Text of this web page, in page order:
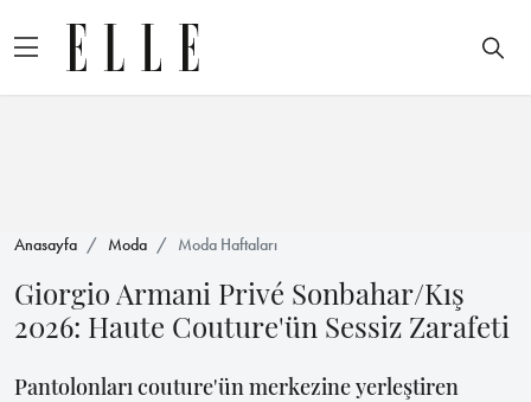
Anasayfa Moda Moda Haftaları
Giorgio Armani Privé Sonbahar/Kış
2026: Haute Couture'ün Sessiz Zarafeti
Pantolonları couture'ün merkezine yerleştiren